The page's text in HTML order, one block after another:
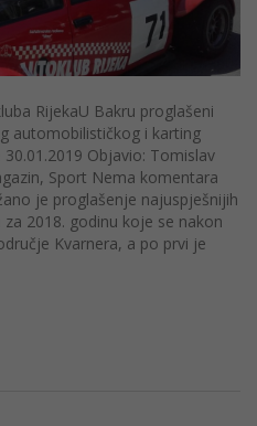
RijekaU Bakru proglašeni
automobilističkog i karting
Objavio: Tomislav
Sport Nema komentara
je proglašenje najuspješnijih
2018. godinu koje se nakon
Kvarnera, a po prvi je